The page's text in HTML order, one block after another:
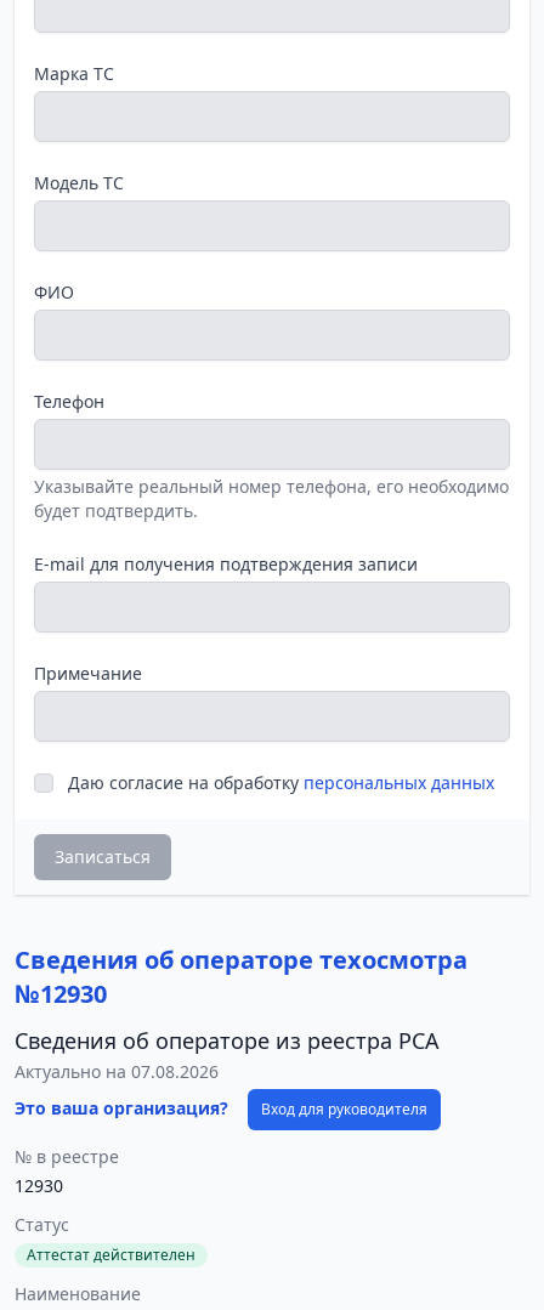
Марка ТС
Модель ТС
ФИО
Телефон
Указывайте реальный номер телефона, его необходимо
будет подтвердить.
E-mail для получения подтверждения записи
Примечание
Даю согласие на обработку персональных данных
Записаться
Сведения об операторе техосмотра
№12930
Сведения об операторе из реестра РСА
Актуально на 07.08.2026
Это ваша организация?
Вход для руководителя
№ в реестре
12930
Статус
Аттестат действителен
Наименование